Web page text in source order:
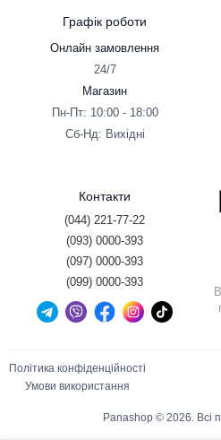
відомих вірусів, піклуючись про
Графік роботи
Онлайн замовлення
24/7
Магазин
Пн-Пт: 10:00 - 18:00
Сб-Нд: Вихідні
Контакти
(044) 221-77-22
(093) 0000-393
(097) 0000-393
(099) 0000-393
Panashop © 2026. Всі
Політика конфіденційності
Умови використання